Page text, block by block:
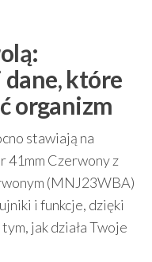
które
organizm
stawiają na
41mm Czerwony z
(MNJ23WBA)
i funkcje, dzięki
jak działa Twoje